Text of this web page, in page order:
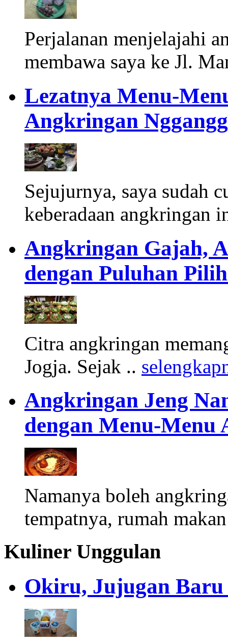
Perjalanan menjelajahi
membawa saya ke Jl.
Lezatnya Menu-
Angkringan
Sejujurnya, saya sudah
keberadaan angkringan
Angkringan Gajah,
dengan Puluhan
Citra angkringan
Jogja. Sejak ..
Angkringan Jeng
dengan Menu-Menu
Namanya boleh
tempatnya, rumah
Kuliner Unggulan
Okiru, Jujugan Baru